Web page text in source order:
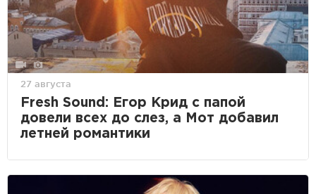
27 августа
Fresh Sound: Егор Крид с папой
довели всех до слез, а Мот добавил
летней романтики